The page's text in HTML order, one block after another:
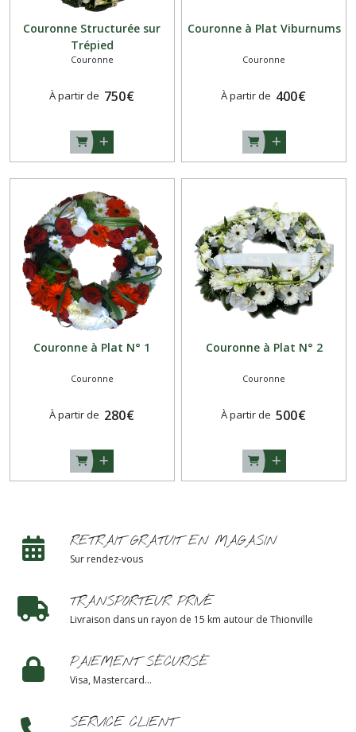
Couronne Structurée sur
Trépied
Couronne
À partir de 750€
Couronne à Plat Viburnums
Couronne
À partir de 400€
Couronne à Plat N° 1
Couronne
À partir de 280€
Couronne à Plat N° 2
Couronne
À partir de 500€
RETRAIT GRATUIT EN MAGASIN
Sur rendez-vous
TRANSPORTEUR PRIVÉ
Livraison dans un rayon de 15 km autour de Thionville
PAIEMENT SÉCURISÉ
Visa, Mastercard...
SERVICE CLIENT